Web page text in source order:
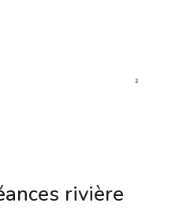
rivière